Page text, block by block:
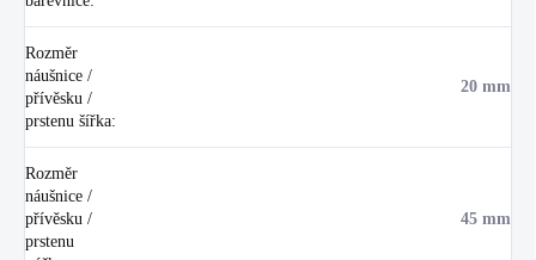
Rozměr
náušnice /
přívěsku /
prstenu šířka:
20 mm
Rozměr
náušnice /
přívěsku /
prstenu
45 mm